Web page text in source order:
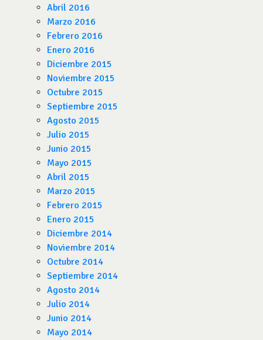
Abril 2016
Marzo 2016
Febrero 2016
Enero 2016
Diciembre 2015
Noviembre 2015
Octubre 2015
Septiembre 2015
Agosto 2015
Julio 2015
Junio 2015
Mayo 2015
Abril 2015
Marzo 2015
Febrero 2015
Enero 2015
Diciembre 2014
Noviembre 2014
Octubre 2014
Septiembre 2014
Agosto 2014
Julio 2014
Junio 2014
Mayo 2014